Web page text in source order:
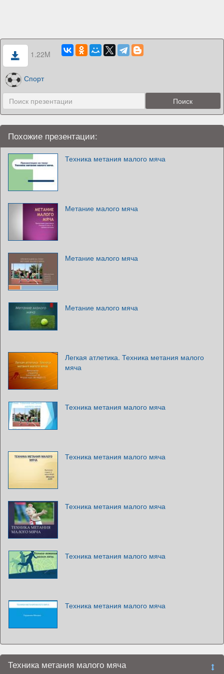
1.22M
Спорт
Похожие презентации:
Техника метания малого мяча
Метание малого мяча
Метание малого мяча
Метание малого мяча
Легкая атлетика. Техника метания малого
мяча
Техника метания малого мяча
Техника метания малого мяча
Техника метания малого мяча
Техника метания малого мяча
Техника метания малого мяча
Техника метания малого мяча